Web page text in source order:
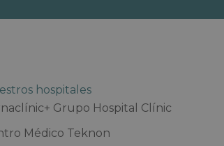
hospitales
Grupo Hospital Clínic
Médico Teknon